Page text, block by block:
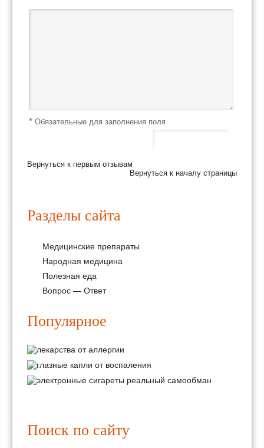
* Обязательные для заполнения поля
Вернуться к первым отзывам
Вернуться к началу страницы
Разделы сайта
Медицинские препараты
Народная медицина
Полезная еда
Вопрос — Ответ
Популярное
Поиск по сайту